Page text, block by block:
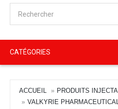
CATÉGORIES
ACCUEIL
PRODUITS
VALKYRIE